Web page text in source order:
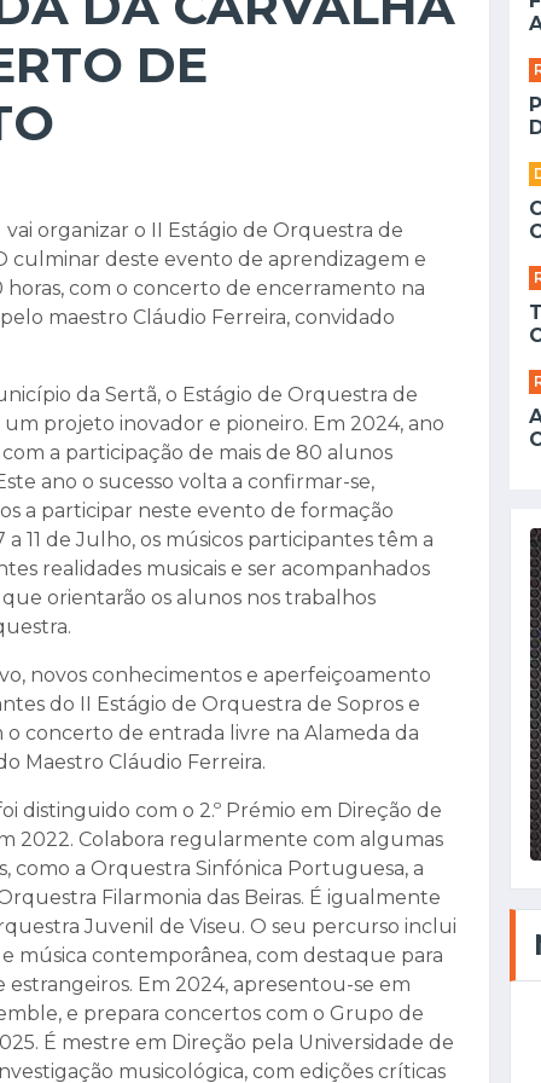
DE
organizar o II Estágio de Orquestra de
culminar deste evento de aprendizagem e
horas, com o concerto de encerramento na
maestro Cláudio Ferreira, convidado
da Sertã, o Estágio de Orquestra de
projeto inovador e pioneiro. Em 2024, ano
a participação de mais de 80 alunos
ano o sucesso volta a confirmar-se,
a participar neste evento de formação
11 de Julho, os músicos participantes têm a
realidades musicais e ser acompanhados
orientarão os alunos nos trabalhos
novos conhecimentos e aperfeiçoamento
do II Estágio de Orquestra de Sopros e
concerto de entrada livre na Alameda da
Maestro Cláudio Ferreira.
distinguido com o 2.º Prémio em Direção de
2022. Colabora regularmente com algumas
como a Orquestra Sinfónica Portuguesa, a
Filarmonia das Beiras. É igualmente
Juvenil de Viseu. O seu percurso inclui
música contemporânea, com destaque para
Em 2024, apresentou-se em
e prepara concertos com o Grupo de
É mestre em Direção pela Universidade de
musicológica, com edições críticas